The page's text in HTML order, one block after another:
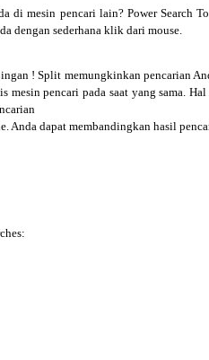
di mesin pencari lain? Power Search
dengan sederhana klik dari mouse.
! Split memungkinkan pencarian
mesin pencari pada saat yang sama. Hal
Anda dapat membandingkan hasil